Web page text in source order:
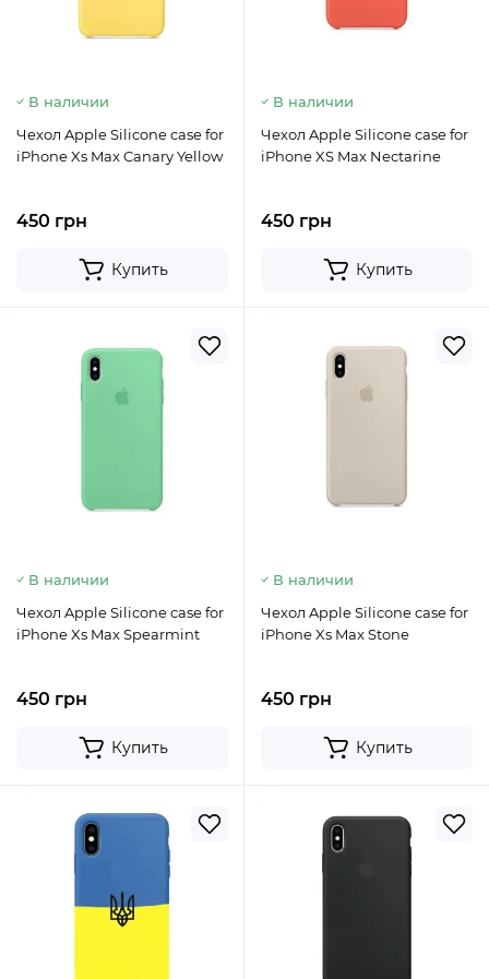
В наличии
Чехол Apple Silicone case for
iPhone Xs Max Canary Yellow
450 грн
Купить
В наличии
Чехол Apple Silicone case for
iPhone XS Max Nectarine
450 грн
Купить
В наличии
Чехол Apple Silicone case for
iPhone Xs Max Spearmint
450 грн
Купить
В наличии
Чехол Apple Silicone case for
iPhone Xs Max Stone
450 грн
Купить